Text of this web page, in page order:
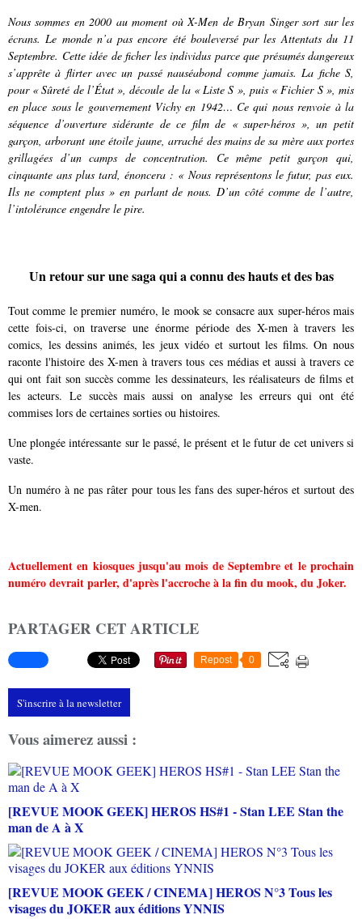
Nous sommes en 2000 au moment où X-Men de Bryan Singer sort sur les
écrans. Le monde n’a pas encore été bouleversé par les Attentats du 11
Septembre. Cette idée de ficher les individus parce que présumés dangereux
s’apprête à flirter avec un passé nauséabond comme jamais. La fiche S,
pour « Sûreté de l’État », découle de la « Liste S », puis « Fichier S », mis
en place sous le gouvernement Vichy en 1942… Ce qui nous renvoie à la
séquence d’ouverture sidérante de ce film de « super-héros », un petit
garçon, arborant une étoile jaune, arraché des mains de sa mère aux portes
grillagées d’un camps de concentration. Ce même petit garçon qui,
cinquante ans plus tard, énoncera : « Nous représentons le futur, pas eux.
Ils ne comptent plus » en parlant de nous. D’un côté comme de l’autre,
l’intolérance engendre le pire.
Un retour sur une saga qui a connu des hauts et des bas
Tout comme le premier numéro, le mook se consacre aux super-héros mais
cette fois-ci, on traverse une énorme période des X-men à travers les
comics, les dessins animés, les jeux vidéo et surtout les films. On nous
raconte l'histoire des X-men à travers tous ces médias et aussi à travers ce
qui ont fait son succès comme les dessinateurs, les réalisateurs de films et
les acteurs. Le succès mais aussi on analyse les erreurs qui ont été
commises lors de certaines sorties ou histoires.
Une plongée intéressante sur le passé, le présent et le futur de cet univers si
vaste.
Un numéro à ne pas râter pour tous les fans des super-héros et surtout des
X-men.
Actuellement en kiosques jusqu'au mois de Septembre et le prochain
numéro devrait parler, d'après l'accroche à la fin du mook, du Joker.
PARTAGER CET ARTICLE
Repost 0
S'inscrire à la newsletter
Vous aimerez aussi :
[REVUE MOOK GEEK] HEROS HS#1 - Stan LEE Stan the
man de A à X
[REVUE MOOK GEEK / CINEMA] HEROS N°3 Tous les
visages du JOKER aux éditions YNNIS